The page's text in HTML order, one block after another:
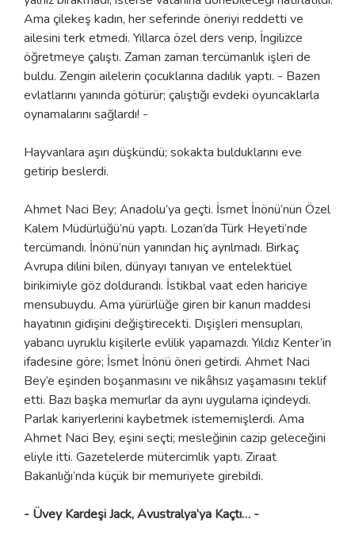
Ama çilekeş kadın, her seferinde öneriyi reddetti ve
ailesini terk etmedi. Yıllarca özel ders verip, İngilizce
öğretmeye çalıştı. Zaman zaman tercümanlık işleri de
buldu. Zengin ailelerin çocuklarına dadılık yaptı. - Bazen
evlatlarını yanında götürür; çalıştığı evdeki oyuncaklarla
oynamalarını sağlardı! -
Hayvanlara aşırı düşkündü; sokakta bulduklarını eve
getirip beslerdi.
Ahmet Naci Bey; Anadolu’ya geçti. İsmet İnönü’nün Özel
Kalem Müdürlüğü’nü yaptı. Lozan’da Türk Heyeti’nde
tercümandı. İnönü’nün yanından hiç ayrılmadı. Birkaç
Avrupa dilini bilen, dünyayı tanıyan ve entelektüel
birikimiyle göz doldurandı. İstikbal vaat eden hariciye
mensubuydu. Ama yürürlüğe giren bir kanun maddesi
hayatının gidişini değiştirecekti. Dışişleri mensupları,
yabancı uyruklu kişilerle evlilik yapamazdı. Yıldız Kenter’in
ifadesine göre; İsmet İnönü öneri getirdi. Ahmet Naci
Bey’e eşinden boşanmasını ve nikâhsız yaşamasını teklif
etti. Bazı başka memurlar da aynı uygulama içindeydi.
Parlak kariyerlerini kaybetmek istememişlerdi. Ama
Ahmet Naci Bey, eşini seçti; mesleğinin cazip geleceğini
eliyle itti. Gazetelerde mütercimlik yaptı. Ziraat
Bakanlığı’nda küçük bir memuriyete girebildi.
- Üvey Kardeşi Jack, Avustralya’ya Kaçtı… -